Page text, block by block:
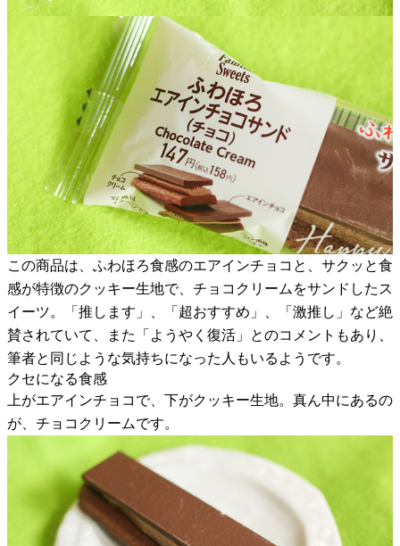
この商品は、ふわほろ食感のエアインチョコと、サクッと食
感が特徴のクッキー生地で、チョコクリームをサンドしたス
イーツ。「推します」、「超おすすめ」、「激推し」など絶
賛されていて、また「ようやく復活」とのコメントもあり、
筆者と同じような気持ちになった人もいるようです。
クセになる食感
上がエアインチョコで、下がクッキー生地。真ん中にあるの
が、チョコクリームです。